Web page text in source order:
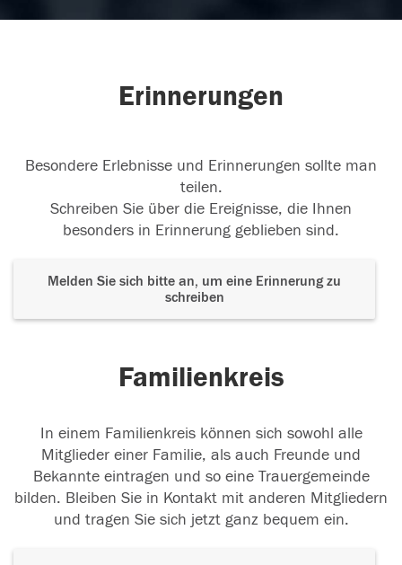
Erinnerungen
Besondere Erlebnisse und Erinnerungen sollte man
teilen.
Schreiben Sie über die Ereignisse, die Ihnen
besonders in Erinnerung geblieben sind.
Melden Sie sich bitte an, um eine Erinnerung zu
schreiben
Familienkreis
In einem Familienkreis können sich sowohl alle
Mitglieder einer Familie, als auch Freunde und
Bekannte eintragen und so eine Trauergemeinde
bilden. Bleiben Sie in Kontakt mit anderen Mitgliedern
und tragen Sie sich jetzt ganz bequem ein.